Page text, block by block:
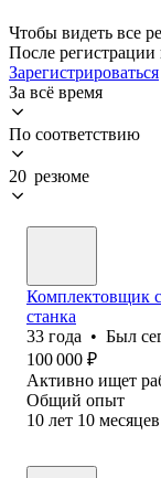
Чтобы видеть все
После
Зарегистрироваться
За всё время
По соответствию
20 резюме
Комплектовщик
станка
33 года • Был
100 000 ₽
Активно ищет
Общий опыт
10 лет 10 месяцев